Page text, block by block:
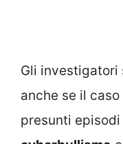
Gli investigatori
anche se il
presunti episodi